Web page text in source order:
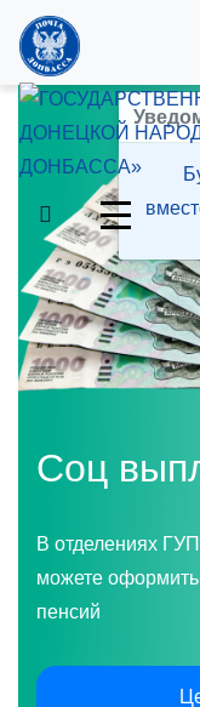
Соц
В отделениях
можете
пенсий